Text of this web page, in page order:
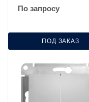
По запросу
ПОД ЗАКАЗ